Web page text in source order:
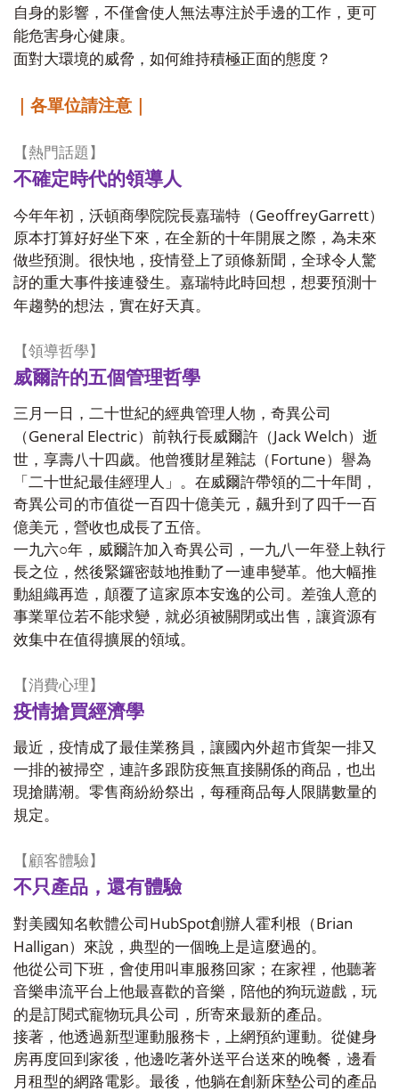
自身的影響，不僅會使人無法專注於手邊的工作，更可
能危害身心健康。
面對大環境的威脅，如何維持積極正面的態度？
｜各單位請注意｜
【熱門話題】
不確定時代的領導人
今年年初，沃頓商學院院長嘉瑞特（GeoffreyGarrett）
原本打算好好坐下來，在全新的十年開展之際，為未來
做些預測。很快地，疫情登上了頭條新聞，全球令人驚
訝的重大事件接連發生。嘉瑞特此時回想，想要預測十
年趨勢的想法，實在好天真。
【領導哲學】
威爾許的五個管理哲學
三月一日，二十世紀的經典管理人物，奇異公司
（General Electric）前執行長威爾許（Jack Welch）逝
世，享壽八十四歲。他曾獲財星雜誌（Fortune）譽為
「二十世紀最佳經理人」。在威爾許帶領的二十年間，
奇異公司的市值從一百四十億美元，飆升到了四千一百
億美元，營收也成長了五倍。
一九六○年，威爾許加入奇異公司，一九八一年登上執行
長之位，然後緊鑼密鼓地推動了一連串變革。他大幅推
動組織再造，顛覆了這家原本安逸的公司。差強人意的
事業單位若不能求變，就必須被關閉或出售，讓資源有
效集中在值得擴展的領域。
【消費心理】
疫情搶買經濟學
最近，疫情成了最佳業務員，讓國內外超市貨架一排又
一排的被掃空，連許多跟防疫無直接關係的商品，也出
現搶購潮。零售商紛紛祭出，每種商品每人限購數量的
規定。
【顧客體驗】
不只產品，還有體驗
對美國知名軟體公司 HubSpot創辦人霍利根（Brian
Halligan）來說，典型的一個晚上是這麼過的。
他從公司下班，會使用叫車服務回家；在家裡，他聽著
音樂串流平台上他最喜歡的音樂，陪他的狗玩遊戲，玩
的是訂閱式寵物玩具公司，所寄來最新的產品。
接著，他透過新型運動服務卡，上網預約運動。從健身
房再度回到家後，他邊吃著外送平台送來的晚餐，邊看
月租型的網路電影。最後，他躺在創新床墊公司的產品